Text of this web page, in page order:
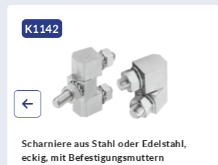
K1004
Scharniere aus Kunststoff mit
Befestigungsbohrung